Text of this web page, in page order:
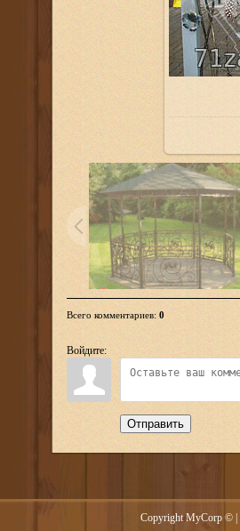
Всего комментариев: 0
Войдите:
Отправить
Copyright MyCorp © |